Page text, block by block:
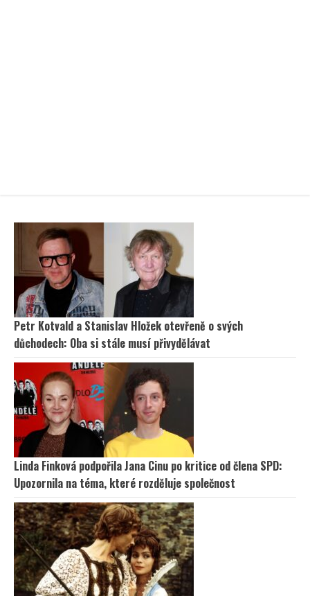
Petr Kotvald a Stanislav Hložek otevřeně o svých
důchodech: Oba si stále musí přivydělávat
Linda Finková podpořila Jana Cinu po kritice od člena SPD:
Upozornila na téma, které rozděluje společnost